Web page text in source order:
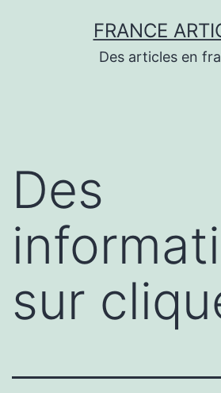
FRANCE
Des articles en
Des
sur